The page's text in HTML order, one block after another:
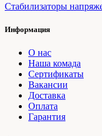
Стабилизаторы
Информация
О нас
Наша комада
Сертификаты
Вакансии
Доставка
Оплата
Гарантия